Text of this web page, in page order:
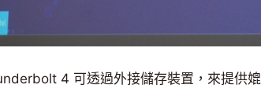
4 可透過外接儲存裝置，來提供